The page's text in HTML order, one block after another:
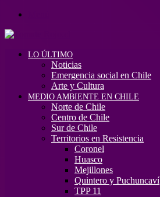
LO ÚLTIMO
Noticias
Emergencia social en Chile
Arte y Cultura
MEDIO AMBIENTE EN CHILE
Norte de Chile
Centro de Chile
Sur de Chile
Territorios en Resistencia
Coronel
Huasco
Mejillones
Quintero y Puchuncaví
TPP 11